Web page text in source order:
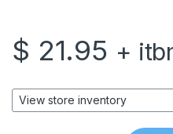
$ 21.95 +